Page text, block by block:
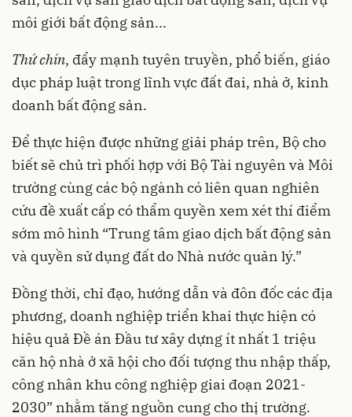
môi giới bất động sản...
Thứ chín, đẩy mạnh tuyên truyền, phổ biến, giáo
dục pháp luật trong lĩnh vực đất đai, nhà ở, kinh
doanh bất động sản.
Để thực hiện được những giải pháp trên, Bộ cho
biết sẽ chủ trì phối hợp với Bộ Tài nguyên và Môi
trường cùng các bộ ngành có liên quan nghiên
cứu đề xuất cấp có thẩm quyền xem xét thí điểm
sớm mô hình “Trung tâm giao dịch bất động sản
và quyền sử dụng đất do Nhà nước quản lý.”
Đồng thời, chỉ đạo, hướng dẫn và đôn đốc các địa
phương, doanh nghiệp triển khai thực hiện có
hiệu quả Đề án Đầu tư xây dựng ít nhất 1 triệu
căn hộ nhà ở xã hội cho đối tượng thu nhập thấp,
công nhân khu công nghiệp giai đoạn 2021-
2030” nhằm tăng nguồn cung cho thị trường.